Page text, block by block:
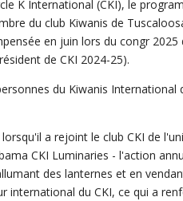
K International (CKI), le
du club Kiwanis de
en juin lors du congr 2025
de CKI 2024-25).
du Kiwanis International
a rejoint le club CKI de
CKI Luminaries - l'action
des lanternes et en
international du CKI, ce qui a